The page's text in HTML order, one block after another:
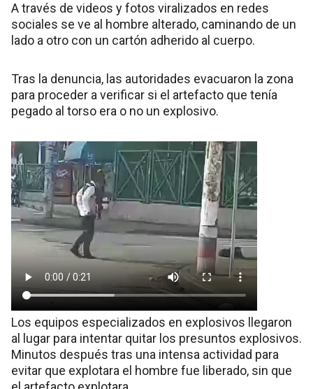
A través de videos y fotos viralizados en redes
sociales se ve al hombre alterado, caminando de un
lado a otro con un cartón adherido al cuerpo.
Tras la denuncia, las autoridades evacuaron la zona
para proceder a verificar si el artefacto que tenía
pegado al torso era o no un explosivo.
Los equipos especializados en explosivos llegaron
al lugar para intentar quitar los presuntos explosivos.
Minutos después tras una intensa actividad para
evitar que explotara el hombre fue liberado, sin que